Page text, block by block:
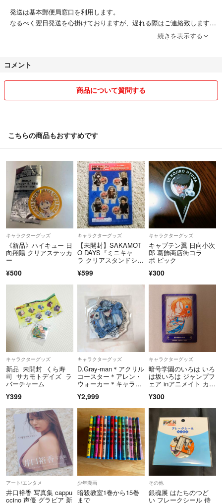
発送は基本郵便局窓口を利用します。
なるべく翌日発送を心掛けておりますが、遅れる際はご連絡致します。
続きを表示する
コメント
商品について質問する
こちらの商品もおすすめです
キャラクターグッズ
《新品》ハイキュー 日
向翔陽 クリアステッカ
ー
¥500
キャラクターグッズ
【未開封】SAKAMOT
O DAYS『ミニキャ
ラ クリアスタンドシー
¥599
キャラクターグッズ
キャプテン翼 日向小次
郎 葛飾商店街コラ
ボ ピック
¥300
キャラクターグッズ
新品 未開封 くら寿
司 サカモトデイズ ラ
バーチャーム
¥399
キャラクターグッズ
D.Gray-man＊アクリル
コースター＊アレン・
ウォーカー＊キャラウ
¥2,999
キャラクターグッズ
暗号学園のいろは いろ
は坂いろは ジャンプフ
ェア inアニメイト カー
¥300
アート/エンタメ
井口裕香 写真集 cappu
ccino 声優 グラビア 新
少年漫画
暗殺教室1巻から15巻
まで
その他
銀魂展 はたちのつど
い フレークシール 侍